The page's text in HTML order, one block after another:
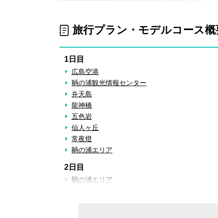
旅行プラン・モデルコース概
1日目
広島空港
鞆の浦観光情報センター
弁天島
龍神橋
五色岩
仙人ヶ丘
常夜燈
鞆の浦エリア
2日目
鞆の浦エリア